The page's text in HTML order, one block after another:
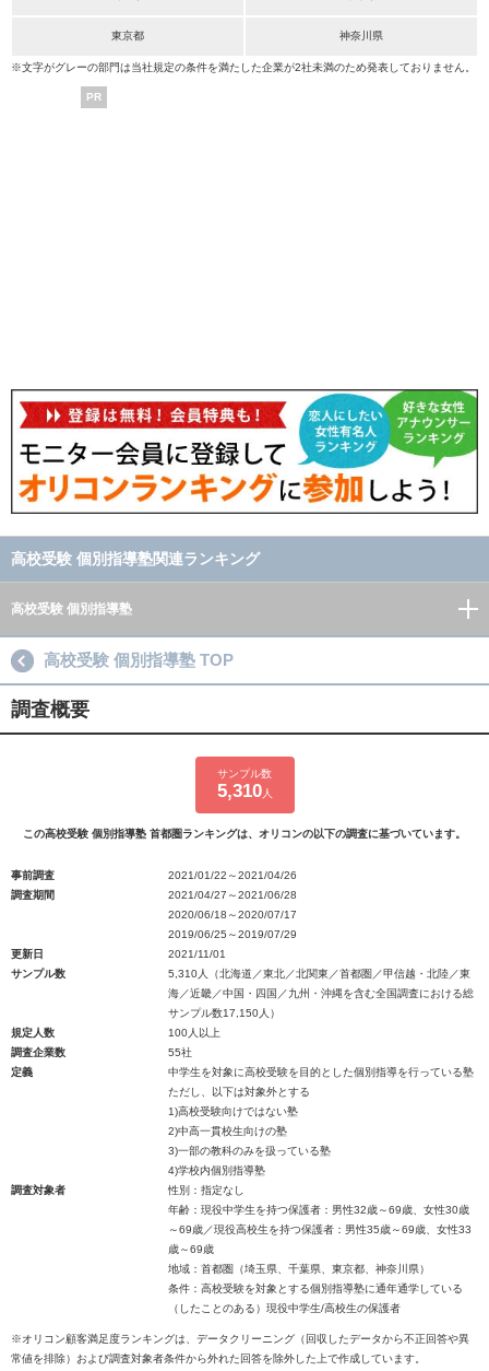
東京都 神奈川県
※文字がグレーの部門は当社規定の条件を満たした企業が2社未満のため発表しておりません。
PR
高校受験 個別指導塾関連ランキング
高校受験 個別指導塾
高校受験 個別指導塾 TOP
調査概要
サンプル数
5,310人
この高校受験 個別指導塾 首都圏ランキングは、オリコンの以下の調査に基づいています。
事前調査
2021/01/22～2021/04/26
調査期間
2021/04/27～2021/06/28
2020/06/18～2020/07/17
2019/06/25～2019/07/29
更新日
2021/11/01
サンプル数
5,310人（北海道／東北／北関東／首都圏／甲信越・北陸／東
海／近畿／中国・四国／九州・沖縄を含む全国調査における総
サンプル数17,150人）
規定人数
100人以上
調査企業数
55社
定義
中学生を対象に高校受験を目的とした個別指導を行っている塾
ただし、以下は対象外とする
1)高校受験向けではない塾
2)中高一貫校生向けの塾
3)一部の教科のみを扱っている塾
4)学校内個別指導塾
調査対象者
性別：指定なし
年齢：現役中学生を持つ保護者：男性32歳～69歳、女性30歳
～69歳／現役高校生を持つ保護者：男性35歳～69歳、女性33
歳～69歳
地域：首都圏（埼玉県、千葉県、東京都、神奈川県）
条件：高校受験を対象とする個別指導塾に通年通学している
（したことのある）現役中学生/高校生の保護者
※オリコン顧客満足度ランキングは、データクリーニング（回収したデータから不正回答や異
常値を排除）および調査対象者条件から外れた回答を除外した上で作成しています。